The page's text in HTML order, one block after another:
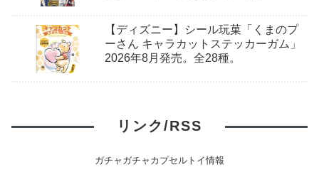
【ディズニー】シール玩菓「くまのプ
ーさん キャラカットステッカーガム」
2026年8月発売。全28種。
リンク/RSS
ガチャガチャカプセルトイ情報